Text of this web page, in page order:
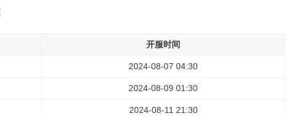
开服时间
2024-08-07 04:30
2024-08-09 01:30
2024-08-11 21:30